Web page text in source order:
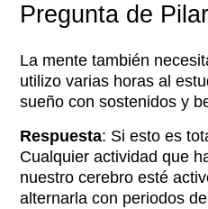
Pregunta de
La mente también
utilizo varias horas al
sueño con sostenidos y
Respuesta: Si esto es
Cualquier actividad que
nuestro cerebro esté
alternarla con periodos